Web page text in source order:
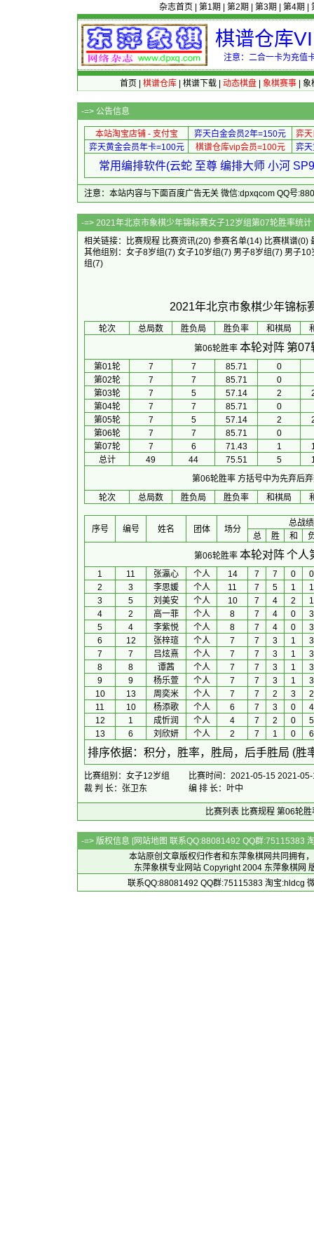
杂志首页 第1期 第2期 第3期 第4期
棋谱仓库
注意：二合一卡为充值
首页 棋谱仓库| 棋谱下载| 动态棋盘| 象棋赛事| 象
-=> 公告信息
本站淘宝店铺 - 支付宝 弈天白金会员2年=150元
弈
弈天黄金会员年卡=100元
棋谱仓库vip会员=100元 弈
常用编排软件(云蛇 至尊 编排大师 小河
注意：本站内容与下面百度广告无关 微信:dpxqcom QQ号
-=> 2021年北京市象棋少年锦标
相关链接：
比赛规程 比赛资讯(20) 参赛名单(14) 比赛棋谱(0)
其他组别： 女子8岁组(7) 女子10岁组(7) 男子8岁组(7) 男子10
组(7)
2021年北京市象棋少年锦标
轮次 总局数 胜负局 胜负率 和棋局
第06轮胜率 本轮对阵 第07
第01轮 7 7 85.71
0
第02轮
7 7 85.71
0
第03轮
7 5 57.14 2
第04轮
7 7 85.71
0
第05轮
7 5 57.14 2
第06轮
7 7 85.71
0
第07轮
7 6 71.43 1
总计
49 44 75.51 5
第06轮胜率方括号中为先弃后
轮次
总局数 胜负局 胜负率 和棋局
序号 编号 姓名 团体 场分
总战绩
总
胜 和
第06轮胜率 本轮对阵个人
1 11 张瀛心 个人 14 7 7 0
0
2
3 李思媛 个人 11 7 5 1
1
3
5 刘美安 个人 10 7 4 2
1
4
2 高一菲 个人 8 7 4 0
3
5
4 李紫悦 个人 8 7 4 0
3
6
12 张梓瑄 个人 7 7 3 1
3
7
7 吕炫熹 个人 7 7 3 1
3
8
8 谭茜 个人 7 7 3 1
3
9
9 杨乐萱 个人 7 7 3 1
3
10
13 周奕米 个人 7 7 2 3
2
11
10 杨添歌 个人 6 7 3 0
4
12
1 成忻润 个人 4 7 2 0
5
13
6 刘欣妍 个人 2 7 1 0 6
排序依据：积分，胜率，胜局，后手胜局 (胜
比赛组别：女子12岁组
比赛时间：2021-05-15 2021-
裁 判 长：张卫东
编 排 长：叶中
比赛列表 比赛规程 第06轮胜
-=> 版权信息 [网站地图 联系QQ:88081492 QQ群:75115383
本站原创文章版权归作者和 东萍象棋网共同拥有
东萍象棋专业网站 Copyright 2004 东萍象棋网
联系QQ:88081492 QQ群:75115383 淘宝:hldcg